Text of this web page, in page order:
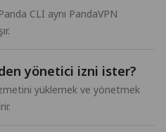
CLI aynı PandaVPN
yönetici izni ister?
yüklemek ve yönetmek